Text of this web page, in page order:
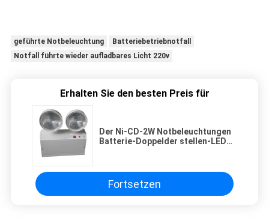
geführte Notbeleuchtung
Batteriebetriebnotfall
Notfall führte wieder aufladbares Licht 220v
Erhalten Sie den besten Preis für
Der Ni-CD-2W Notbeleuchtungen
Batterie-Doppelder stellen-LED
Fortsetzen